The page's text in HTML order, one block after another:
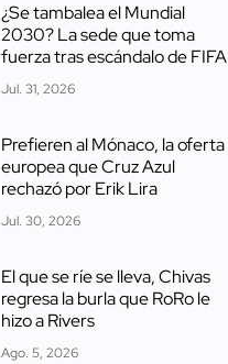
¿Se tambalea el Mundial
2030? La sede que toma
fuerza tras escándalo de FIFA
Jul. 31, 2026
Prefieren al Mónaco, la oferta
europea que Cruz Azul
rechazó por Erik Lira
Jul. 30, 2026
El que se ríe se lleva, Chivas
regresa la burla que RoRo le
hizo a Rivers
Ago. 5, 2026